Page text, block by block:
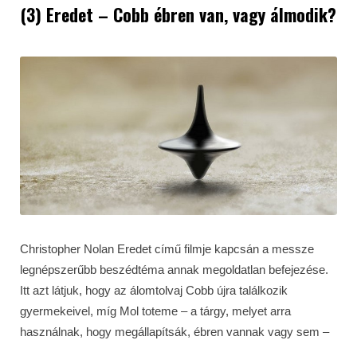
(3) Eredet – Cobb ébren van, vagy álmodik?
Christopher Nolan Eredet című filmje kapcsán a messze
legnépszerűbb beszédtéma annak megoldatlan befejezése.
Itt azt látjuk, hogy az álomtolvaj Cobb újra találkozik
gyermekeivel, míg Mol toteme – a tárgy, melyet arra
használnak, hogy megállapítsák, ébren vannak vagy sem –